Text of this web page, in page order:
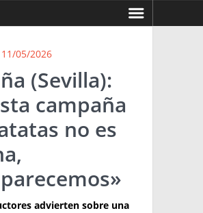
IDIOMAS
11/05/2026
(Sevilla):
campaña
no es
advierten sobre una